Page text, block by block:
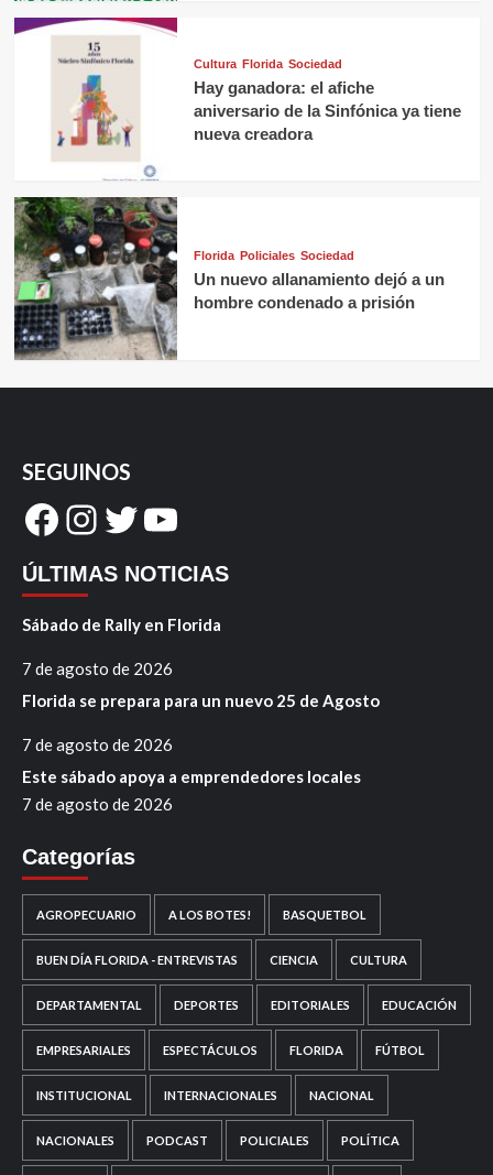
Cultura Florida Sociedad
Hay ganadora: el afiche
aniversario de la Sinfónica ya tiene
nueva creadora
Florida Policiales Sociedad
Un nuevo allanamiento dejó a un
hombre condenado a prisión
SEGUINOS
Facebook
Instagram
Twitter
YouTube
ÚLTIMAS NOTICIAS
Sábado de Rally en Florida
7 de agosto de 2026
Florida se prepara para un nuevo 25 de Agosto
7 de agosto de 2026
Este sábado apoya a emprendedores locales
7 de agosto de 2026
Categorías
AGROPECUARIO A LOS BOTES! BASQUETBOL
BUEN DÍA FLORIDA - ENTREVISTAS CIENCIA CULTURA
DEPARTAMENTAL DEPORTES EDITORIALES EDUCACIÓN
EMPRESARIALES ESPECTÁCULOS FLORIDA FÚTBOL
INSTITUCIONAL INTERNACIONALES NACIONAL
NACIONALES PODCAST POLICIALES POLÍTICA